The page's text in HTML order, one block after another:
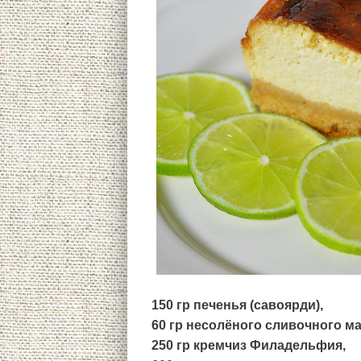
150 гр печенья (савоярди),
60 гр несолёного сливочного
250 гр кремчиз Филадельфия,